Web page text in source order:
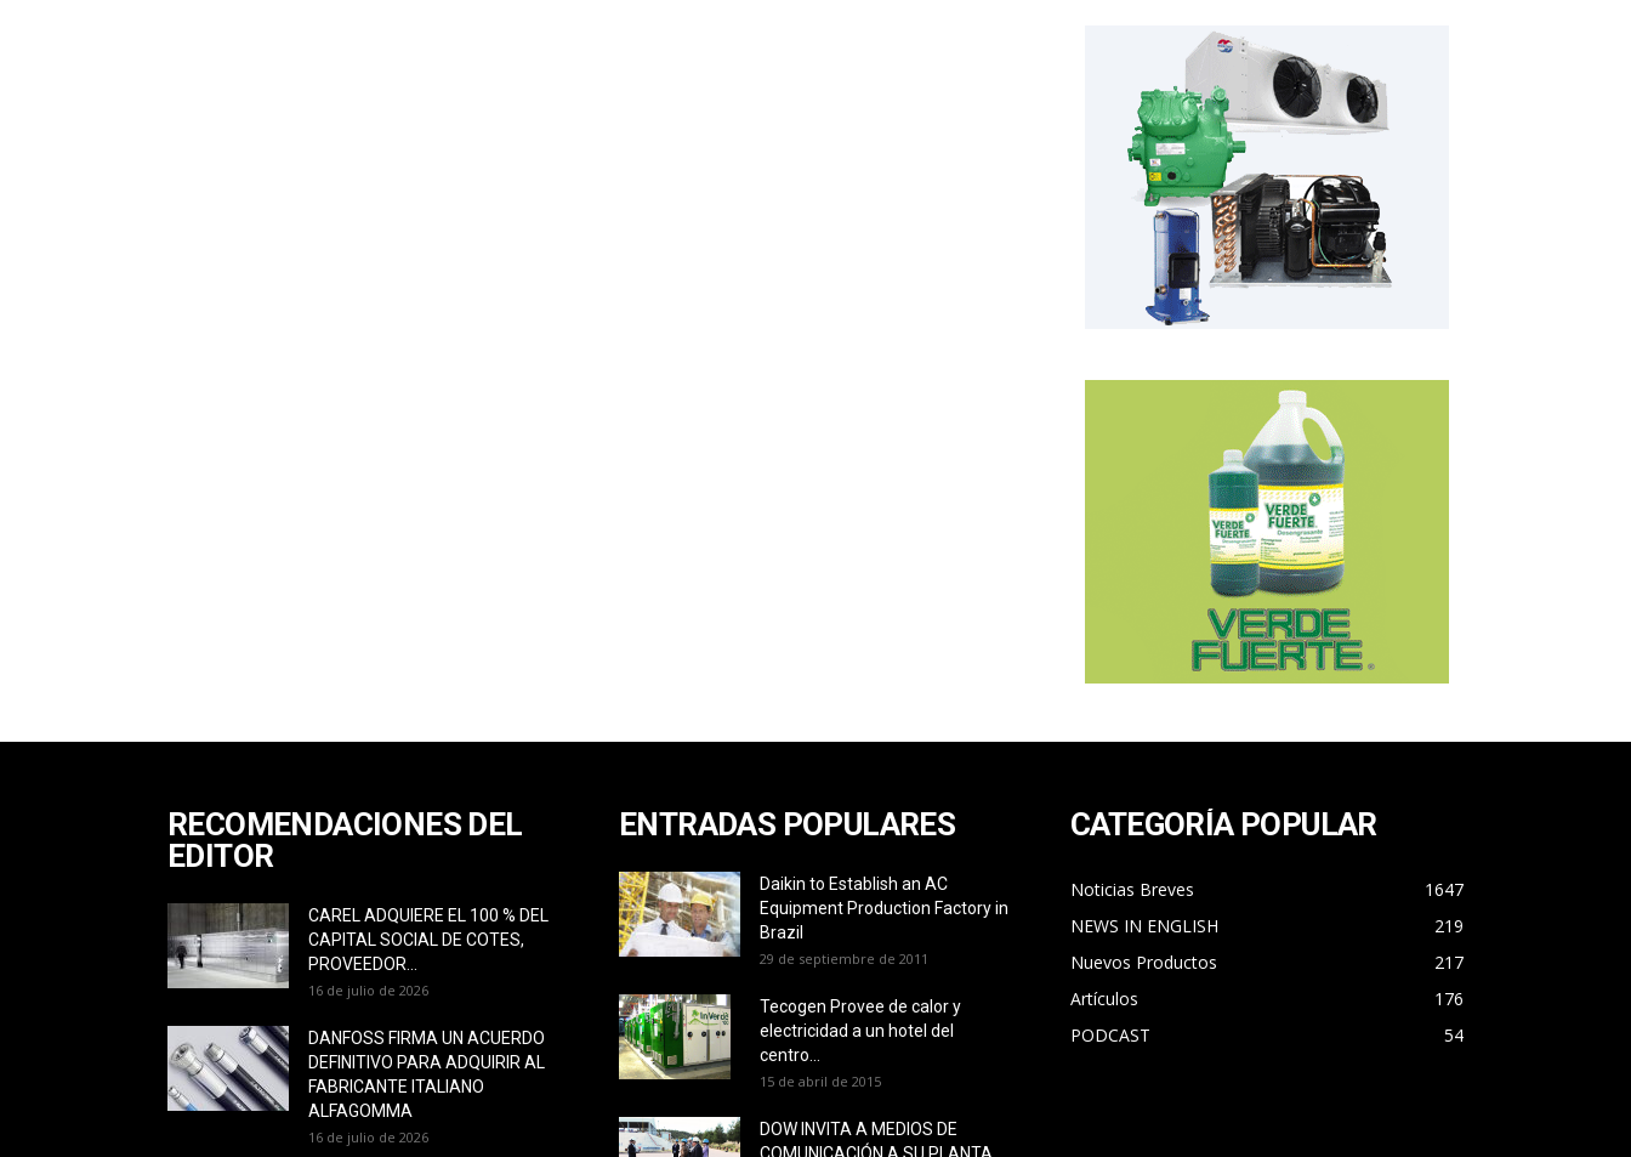
RECOMENDACIONES DEL
EDITOR
CAREL ADQUIERE EL 100 % DEL
CAPITAL SOCIAL DE COTES,
PROVEEDOR...
16 de julio de 2026
DANFOSS FIRMA UN ACUERDO
DEFINITIVO PARA ADQUIRIR AL
FABRICANTE ITALIANO
ALFAGOMMA
16 de julio de 2026
ENTRADAS POPULARES
Daikin to Establish an AC
Equipment Production Factory in
Brazil
29 de septiembre de 2011
Tecogen Provee de calor y
electricidad a un hotel del
centro...
15 de abril de 2015
DOW INVITA A MEDIOS DE
CATEGORÍA POPULAR
Noticias Breves
1647
NEWS IN ENGLISH
219
Nuevos Productos
217
Artículos
176
PODCAST
54